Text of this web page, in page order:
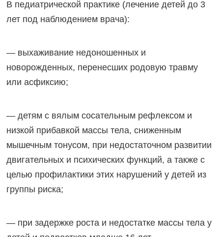
В педиатрической практике (лечение детей до 3
лет под наблюдением врача):
— выхаживание недоношенных и
новорожденных, перенесших родовую травму
или асфиксию;
— детям с вялым сосательным рефлексом и
низкой прибавкой массы тела, сниженным
мышечным тонусом, при недостаточном развитии
двигательных и психических функций, а также с
целью профилактики этих нарушений у детей из
группы риска;
— при задержке роста и недостатке массы тела у